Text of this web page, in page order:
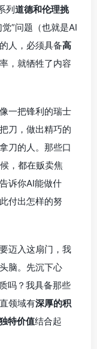
列道德和伦理挑
”问题（也就是AI
人，必须具备高
，就牺牲了内容
一把锋利的瑞士
刀，做出精巧的
刀的人。那些口
，都在贩卖焦
诉你AI能做什
付出怎样的努
迈入这扇门，我
脑。先沉下心
吗？我具备那些
领域有深厚的积
特价值结合起